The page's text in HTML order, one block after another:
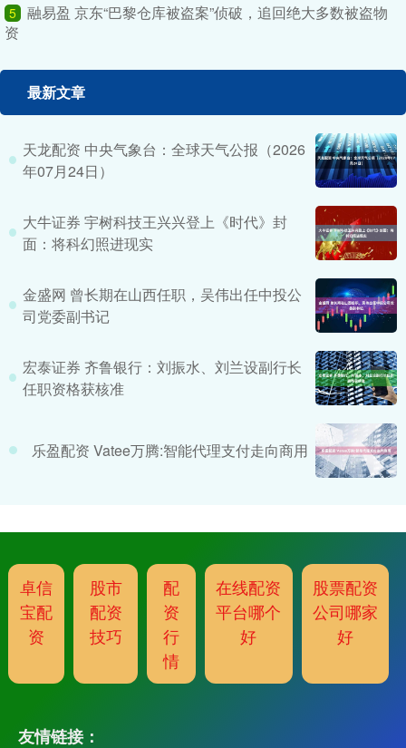
5 融易盈 京东“巴黎仓库被盗案”侦破，追回绝大多数被盗物
资
最新文章
天龙配资 中央气象台：全球天气公报（2026
年07月24日）
大牛证券 宇树科技王兴兴登上《时代》封
面：将科幻照进现实
金盛网 曾长期在山西任职，吴伟出任中投公
司党委副书记
宏泰证券 齐鲁银行：刘振水、刘兰设副行长
任职资格获核准
乐盈配资 Vatee万腾:智能代理支付走向商用
卓信
宝配
资
股市
配资
技巧
配
资
行
情
在线配资
平台哪个
好
股票配资
公司哪家
好
友情链接：